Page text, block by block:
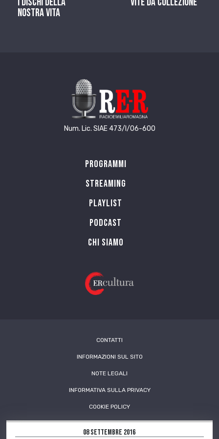
08 Settembre 2016
nostra vita
Num. Lic. SIAE 473/I/06-600
Programmi
Streaming
Playlist
PODCAST
Chi siamo
CONTATTI
INFORMAZIONI SUL SITO
NOTE LEGALI
INFORMATIVA SULLA PRIVACY
COOKIE POLICY